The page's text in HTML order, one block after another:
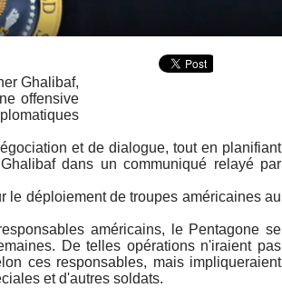
Ghalibaf,
offensive
et de dialogue, tout en planifiant
dans un communiqué relayé par
le déploiement de troupes américaines au
américains, le Pentagone se
De telles opérations n'iraient pas
ces responsables, mais impliqueraient
et d'autres soldats.